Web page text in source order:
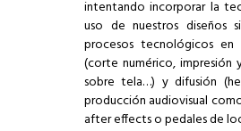
intentando incorporar la
uso de nuestros diseños
procesos tecnológicos en
(corte numérico, impresión
sobre tela…) y difusión
producción audiovisual
after effects o pedales de